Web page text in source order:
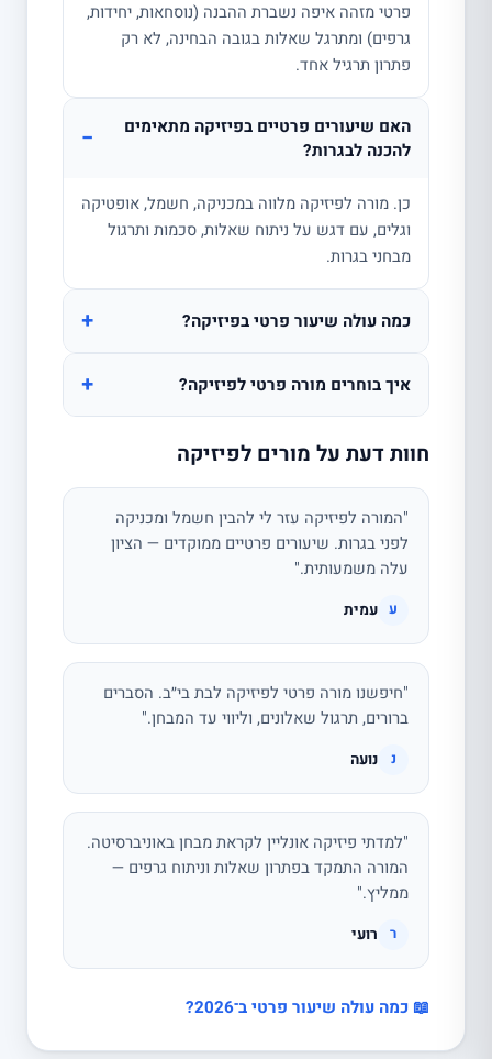
פרטי מזהה איפה נשברת ההבנה (נוסחאות, יחידות,
גרפים) ומתרגל שאלות בגובה הבחינה, לא רק
פתרון תרגיל אחד.
האם שיעורים פרטיים בפיזיקה מתאימים
להכנה לבגרות?
−
כן. מורה לפיזיקה מלווה במכניקה, חשמל, אופטיקה
וגלים, עם דגש על ניתוח שאלות, סכמות ותרגול
מבחני בגרות.
כמה עולה שיעור פרטי בפיזיקה? +
איך בוחרים מורה פרטי לפיזיקה? +
חוות דעת על מורים לפיזיקה
"המורה לפיזיקה עזר לי להבין חשמל ומכניקה
לפני בגרות. שיעורים פרטיים ממוקדים — הציון
עלה משמעותית."
ע עמית
"חיפשנו מורה פרטי לפיזיקה לבת בי״ב. הסברים
ברורים, תרגול שאלונים, וליווי עד המבחן."
נ נועה
"למדתי פיזיקה אונליין לקראת מבחן באוניברסיטה.
המורה התמקד בפתרון שאלות וניתוח גרפים —
ממליץ."
ר רועי
📖 כמה עולה שיעור פרטי ב־2026?